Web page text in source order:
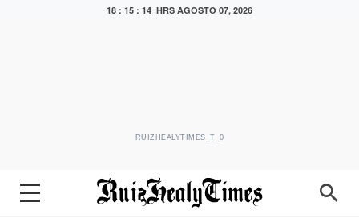
18 : 15 : 15 HRS AGOSTO 07, 2026
RUIZHEALYTIMES_T_0